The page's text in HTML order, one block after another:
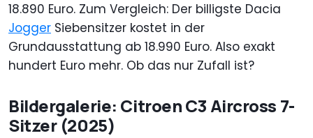
18.890 Euro. Zum Vergleich: Der billigste Dacia
Jogger Siebensitzer kostet in der
Grundausstattung ab 18.990 Euro. Also exakt
hundert Euro mehr. Ob das nur Zufall ist?
Bildergalerie: Citroen C3 Aircross 7-
Sitzer (2025)